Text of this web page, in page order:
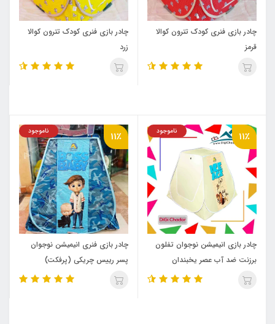
چادر بازی فنری کودک تترون کوالا
قرمز
چادر بازی فنری کودک تترون کوالا
زرد
11٪ ناموجود
چادر بازی انیمیشن نوجوان تفلون
برزنت ضد آب عصر یخبندان
(پرفکت تفلون)
11٪ ناموجود
چادر بازی فنری انیمیشن نوجوان
پسر رییس چریکی (پرفکت)